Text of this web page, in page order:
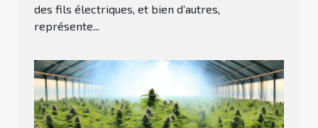
des fils électriques, et bien d’autres,
représente...